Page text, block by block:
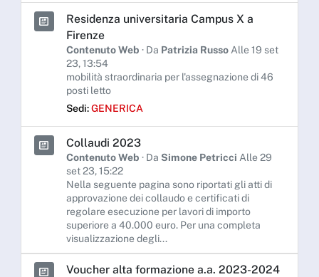
Residenza universitaria Campus X a
Firenze
Contenuto Web · Da Patrizia Russo Alle 19 set
23, 13:54
mobilità straordinaria per l'assegnazione di 46
posti letto
Sedi:GENERICA
Collaudi 2023
Contenuto Web · Da Simone Petricci Alle 29
set 23, 15:22
Nella seguente pagina sono riportati gli atti di
approvazione dei collaudo e certificati di
regolare esecuzione per lavori di importo
superiore a 40.000 euro. Per una completa
visualizzazione degli...
Voucher alta formazione a.a. 2023-2024